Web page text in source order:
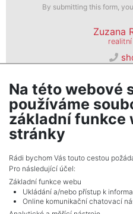
By submitting this form,
Zuzana
PSN,
Seifertova 823/
Na této webové
používáme
základní funkce
stránky
Rádi bychom Vás touto cestou
Pro následující účel:
Základní funkce webu
Ukládání a/nebo přístup k
Online komunikační chatovací